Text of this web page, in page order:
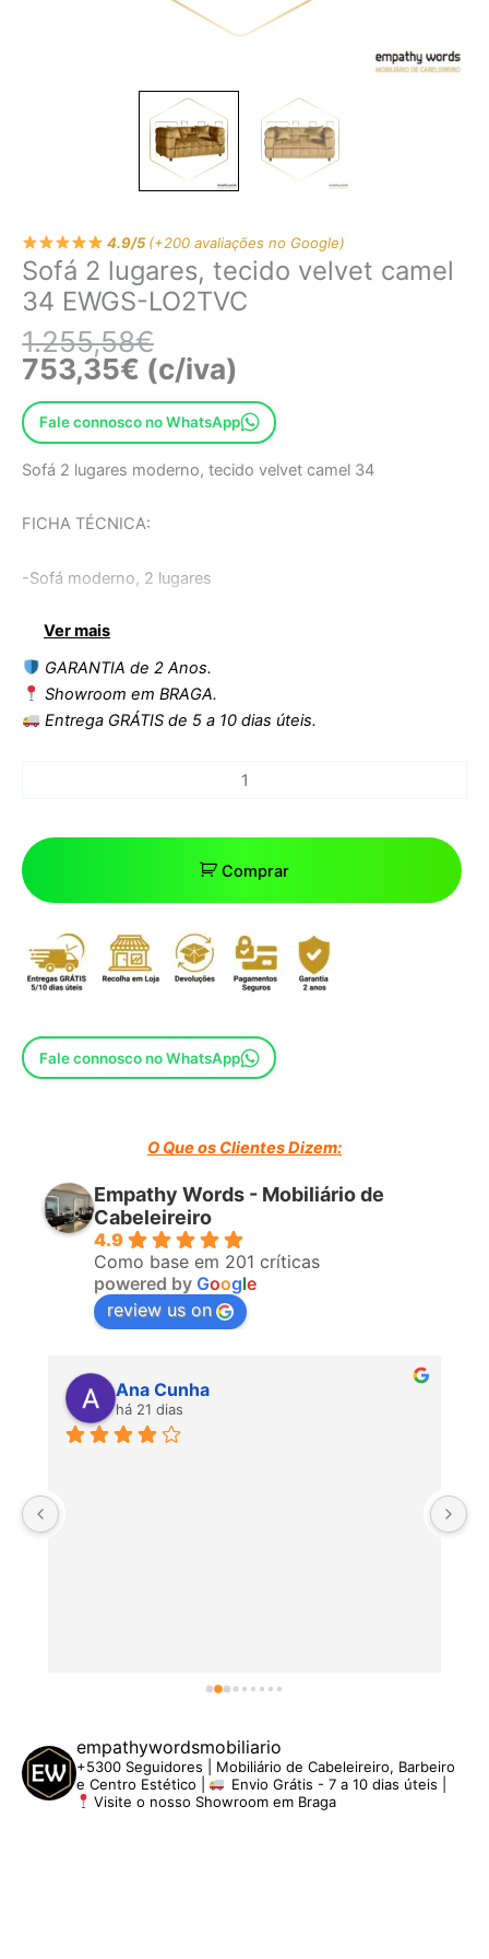
4.9/5(+200 avaliações no Google)
Sofá 2 lugares, tecido velvet camel
34 EWGS-LO2TVC
1.255,58€
753,35€ (c/iva)
Fale connosco no WhatsApp
Sofá 2 lugares moderno, tecido velvet camel 34
FICHA TÉCNICA:
-Sofá moderno, 2 lugares
-Interior com estrutura de madeira e espuma de alta
densidade.
-Estofo em tecido velvet camel 34
Dimensões:
Largura: 158 cms
Comprimento: 87 cms
Altura: 71 cms
VOLUME: 0,64 m3
IMPORTANTE.- Este produto possui um certificado ( test
report ), emitido por um laboratório internacional aprovado,
detalhando a conformidade com a norma UNE ou seu
equivalente internacional.
Ver mais
GARANTIA de 2 Anos.
Showroom em BRAGA.
Entrega GRÁTIS de 5 a 10 dias úteis.
Comprar
Fale connosco no WhatsApp
O Que os Clientes Dizem:
Empathy Words - Mobiliário de
Cabeleireiro
4.9
Como base em 201 críticas
powered by Google
review us on
Ana Cunha
há 21 dias
empathywordsmobiliario
+5300 Seguidores | Mobiliário de Cabeleireiro, Barbeiro
e Centro Estético |
Envio Grátis - 7 a 10 dias úteis |
Visite o nosso Showroom em Braga